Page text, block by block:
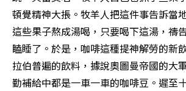
頓覺精神大掁。牧羊人把這件事告訴當
這些果子熬成湯喝，只要喝下這湯，禱
瞌睡了。於是，咖啡這種提神解勞的新
拉伯普遍的飲料，據說奧圖曼帝國的大
勤補給中都是一車一車的咖啡豆。遲至